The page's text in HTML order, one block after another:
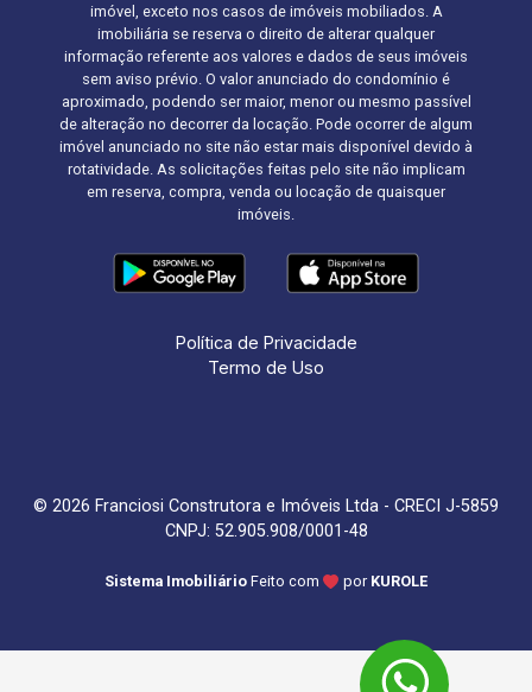
imóvel, exceto nos casos de imóveis mobiliados. A
imobiliária se reserva o direito de alterar qualquer
informação referente aos valores e dados de seus imóveis
sem aviso prévio. O valor anunciado do condomínio é
aproximado, podendo ser maior, menor ou mesmo passível
de alteração no decorrer da locação. Pode ocorrer de algum
imóvel anunciado no site não estar mais disponível devido à
rotatividade. As solicitações feitas pelo site não implicam
em reserva, compra, venda ou locação de quaisquer
imóveis.
Política de Privacidade
Termo de Uso
© 2026 Franciosi Construtora e Imóveis Ltda - CRECI J-5859
CNPJ: 52.905.908/0001-48
Sistema Imobiliário Feito com por KUROLE